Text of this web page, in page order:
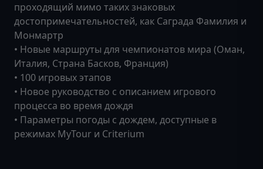
проходящий мимо таких знаковых
достопримечательностей, как Саграда Фамилия и
Монмартр
• Новые маршруты для чемпионатов мира (Оман,
Италия, Страна Басков, Франция)
• 100 игровых этапов
• Новое руководство с описанием игрового
процесса во время дождя
• Параметры погоды с дождем, доступные в
режимах MyTour и Criterium